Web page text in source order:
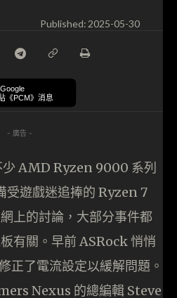
Published: 2025-05-30
《PCM》消息
- 廣告 -
少 AMD Ryzen 9000 系列
受遊戲迷追捧的 Ryzen 7
上的討論，大部分事件都
有關。早前 ASRock 悄悄
正了電流設定以緩解問題。
Nexus 的總編輯 Steve